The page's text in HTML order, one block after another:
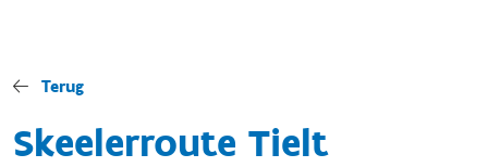
Terug
Skeelerroute Tielt